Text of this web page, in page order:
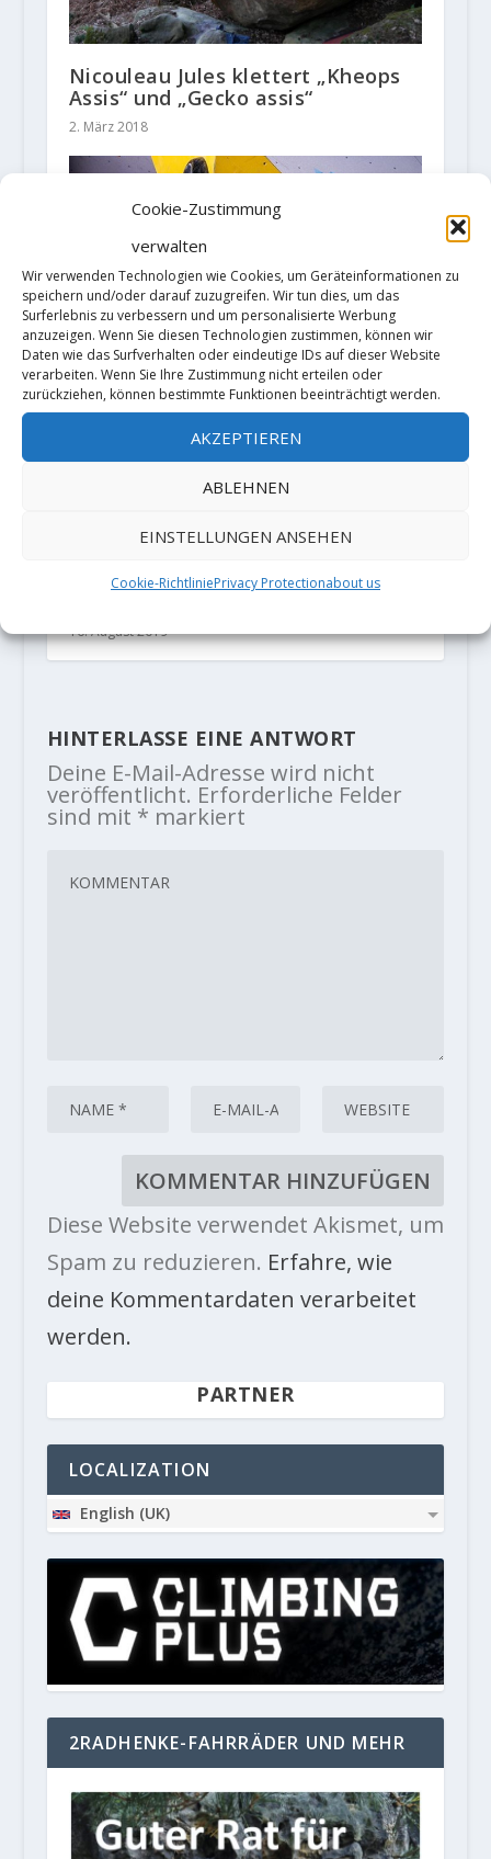
Cookie-Zustimmung
verwalten
Wir verwenden Technologien wie Cookies, um Geräteinformationen zu
speichern und/oder darauf zuzugreifen. Wir tun dies, um das
Surferlebnis zu verbessern und um personalisierte Werbung
anzuzeigen. Wenn Sie diesen Technologien zustimmen, können wir
Daten wie das Surfverhalten oder eindeutige IDs auf dieser Website
verarbeiten. Wenn Sie Ihre Zustimmung nicht erteilen oder
zurückziehen, können bestimmte Funktionen beeinträchtigt werden.
AKZEPTIEREN
ABLEHNEN
EINSTELLUNGEN ANSEHEN
Cookie-RichtliniePrivacy Protectionabout us
Nicouleau Jules klettert „Kheops
Assis“ und „Gecko assis“
2. März 2018
Adam Ondra und Janja Garnbret
16. August 2019
HINTERLASSE EINE ANTWORT
Deine E-Mail-Adresse wird nicht
veröffentlicht. Erforderliche Felder
sind mit * markiert
Diese Website verwendet Akismet, um
Spam zu reduzieren. Erfahre, wie
deine Kommentardaten verarbeitet
werden.
PARTNER
LOCALIZATION
English (UK)
2RADHENKE-FAHRRÄDER UND MEHR